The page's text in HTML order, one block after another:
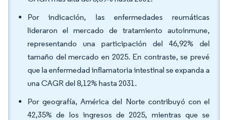
Por indicación, las enfermedades reumáticas
lideraron el mercado de tratamiento autoinmune,
representando una participación del 46,92% del
tamaño del mercado en 2025. En contraste, se prevé
que la enfermedad inflamatoria intestinal se expanda a
una CAGR del 8,12% hasta 2031.
Por geografía, América del Norte contribuyó con el
42,35% de los ingresos de 2025, mientras que se